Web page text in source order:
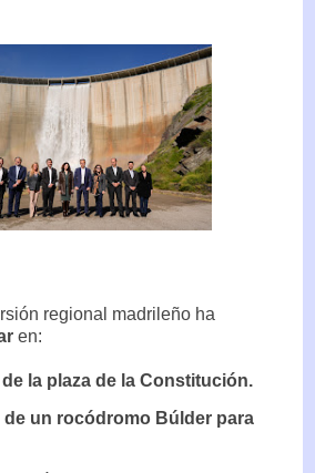
regional madrileño ha
en:
la plaza de la Constitución.
un rocódromo Búlder para